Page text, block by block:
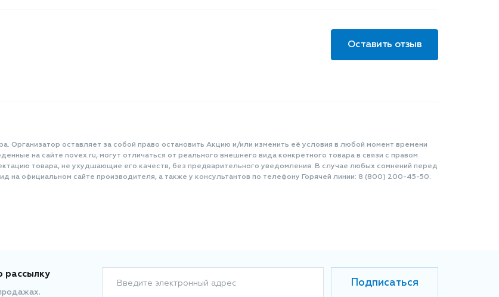
Оставить отзыв
Организатор оставляет за собой право остановить Акцию и/или изменить её условия в любой момент времени
на сайте novex.ru, могут отличаться от реального внешнего вида конкретного товара в связи с правом
товара, не ухудшающие его качеств, без предварительного уведомления. В случае любых сомнений перед
на официальном сайте производителя, а также у консультантов по телефону Горячей линии: 8 (800) 200-45-50.
рассылку
Введите электронный адрес Подписаться